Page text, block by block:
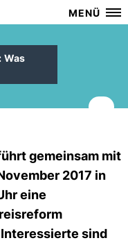
MENÜ
Was
gemeinsam mit
2017 in
eine
sind